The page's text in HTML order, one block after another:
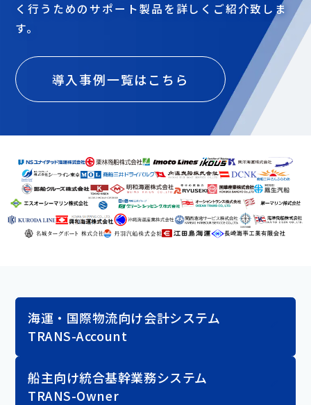
く行うためのサポート製品を詳しくご紹介致しま
す。
導入事例一覧はこちら
海運・国際物流向け会計システム
TRANS-Account
船主向け統合基幹業務システム
TRANS-Owner